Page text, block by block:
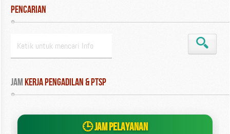
Pencarian
Jam Kerja Pengadilan & PTSP
🕒 JAM PELAYANAN